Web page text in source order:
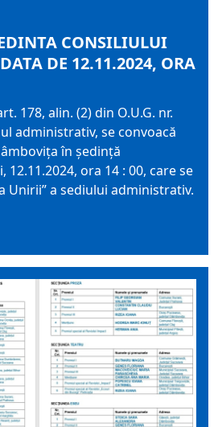
CONSILIULUI
DE 12.11.2024, ORA
178, alin. (2) din O.U.G. nr.
administrativ, se convoacă
în şedinţă
ora 14 : 00, care se
Unirii” a sediului administrativ.